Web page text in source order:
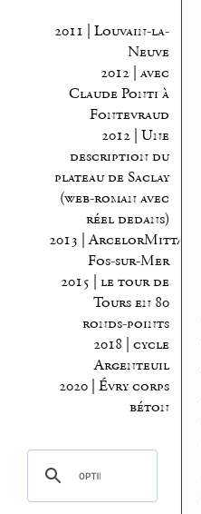
2011 | Louvain-la-
Neuve
2012 | avec
Claude Ponti à
Fontevraud
2012 | Une
description du
plateau de Saclay
(web-roman avec
réel dedans)
2013 | ArcelorMittal
Fos-sur-Mer
2015 | le tour de
Tours en 80
ronds-points
2018 | cycle
Argenteuil
2020 | Évry corps
béton